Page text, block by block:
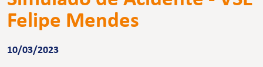
Felipe Mendes
10/03/2023